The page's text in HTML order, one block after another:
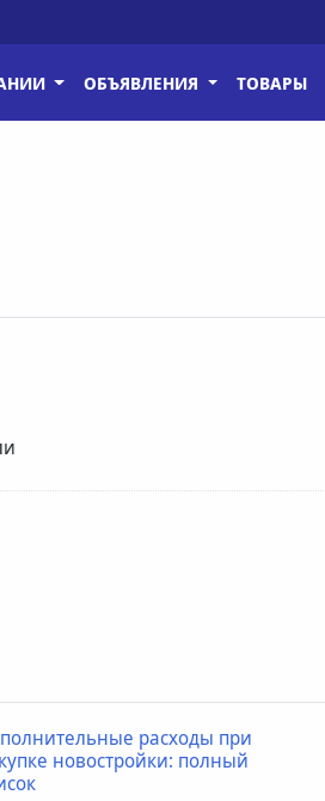
ОБЪЯВЛЕНИЯ ТОВАРЫ
расходы при
новостройки: полный